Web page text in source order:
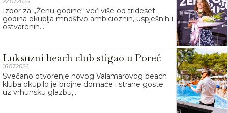
Izbor za „Ženu godine“ već više od trideset
godina okuplja mnoštvo ambicioznih, uspješnih i
ostvarenih...
Luksuzni beach club stigao u Poreč
16.07.2026.
Svečano otvorenje novog Valamarovog beach
kluba okupilo je brojne domaće i strane goste
uz vrhunsku glazbu,...